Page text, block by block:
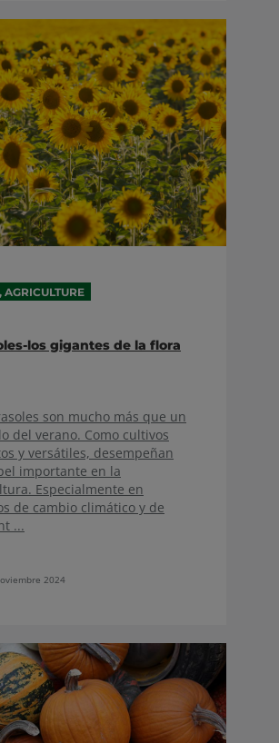
AGRICULTURE
los gigantes de la flora
son mucho más que un
del verano. Como cultivos
y versátiles, desempeñan
importante en la
Especialmente en
de cambio climático y de
...
2024